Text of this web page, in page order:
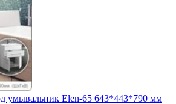
умывальник Elen-65 643*443*790 мм